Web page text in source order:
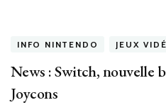
INFO NINTENDO JEUX
News : Switch, nouvelle
Joycons